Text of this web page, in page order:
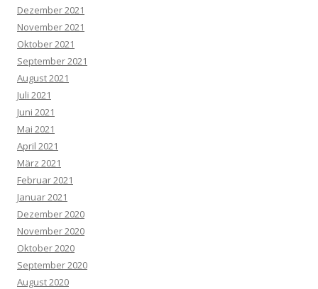
Dezember 2021
November 2021
Oktober 2021
September 2021
August 2021
Juli 2021
Juni 2021
Mai 2021
April 2021
März 2021
Februar 2021
Januar 2021
Dezember 2020
November 2020
Oktober 2020
September 2020
August 2020